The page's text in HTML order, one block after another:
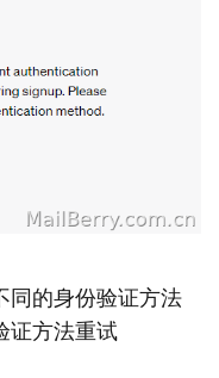
同的身份验证方法
证方法重试